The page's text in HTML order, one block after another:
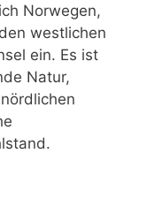
Norwegen,
westlichen
ein. Es ist
Natur,